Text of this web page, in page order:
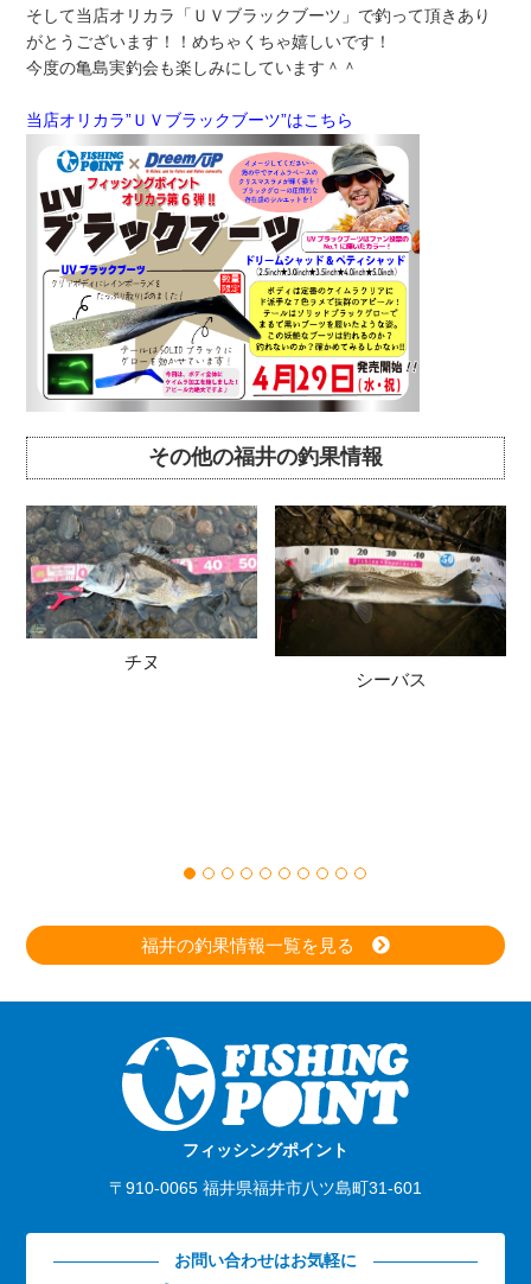
そして当店オリカラ「ＵＶブラックブーツ」で釣って頂きあり
がとうございます！！めちゃくちゃ嬉しいです！
今度の亀島実釣会も楽しみにしています＾＾
当店オリカラ”ＵＶブラックブーツ”はこちら
その他の福井の釣果情報
チヌ
シーバス
福井の釣果情報一覧を見る
フィッシングポイント
〒910-0065 福井県福井市八ツ島町31-601
お問い合わせはお気軽に